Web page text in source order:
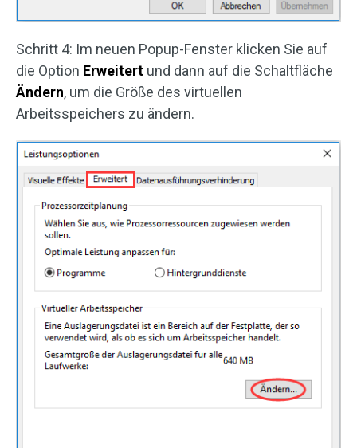
Schritt 4: Im neuen Popup-Fenster klicken Sie auf
die Option Erweitert und dann auf die Schaltfläche
Ändern, um die Größe des virtuellen
Arbeitsspeichers zu ändern.